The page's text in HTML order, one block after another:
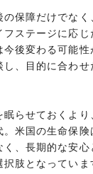
保障だけでなく
ステージに応じ
後変わる可能性
、目的に合わせ
らせておくより
米国の生命保険
、長期的な安心
肢となっていま